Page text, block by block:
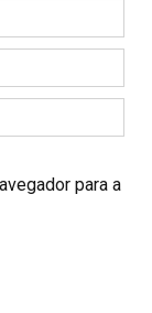
para a